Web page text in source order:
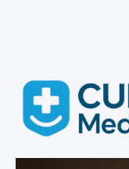
al
contenuto